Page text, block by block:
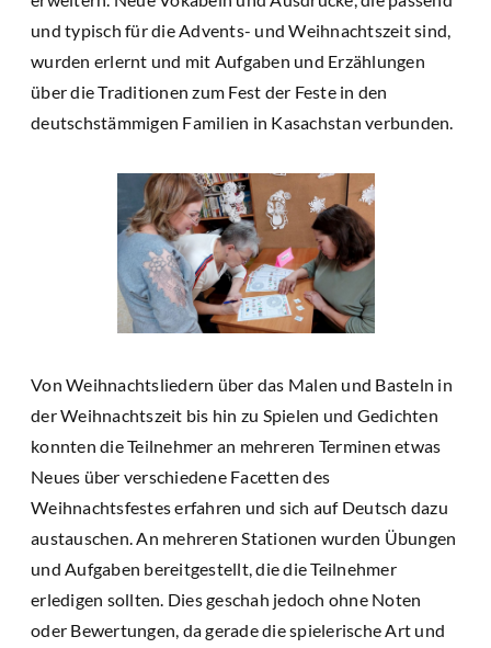
und typisch für die Advents- und Weihnachtszeit sind,
wurden erlernt und mit Aufgaben und Erzählungen
über die Traditionen zum Fest der Feste in den
deutschstämmigen Familien in Kasachstan verbunden.
Von Weihnachtsliedern über das Malen und Basteln in
der Weihnachtszeit bis hin zu Spielen und Gedichten
konnten die Teilnehmer an mehreren Terminen etwas
Neues über verschiedene Facetten des
Weihnachtsfestes erfahren und sich auf Deutsch dazu
austauschen. An mehreren Stationen wurden Übungen
und Aufgaben bereitgestellt, die die Teilnehmer
erledigen sollten. Dies geschah jedoch ohne Noten
oder Bewertungen, da gerade die spielerische Art und